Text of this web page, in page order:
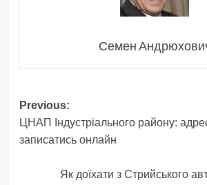
Семен
Post
navigation
Previous:
ЦНАП Індустріального району:
записатись онлайн
Як доїхати з Стрийського